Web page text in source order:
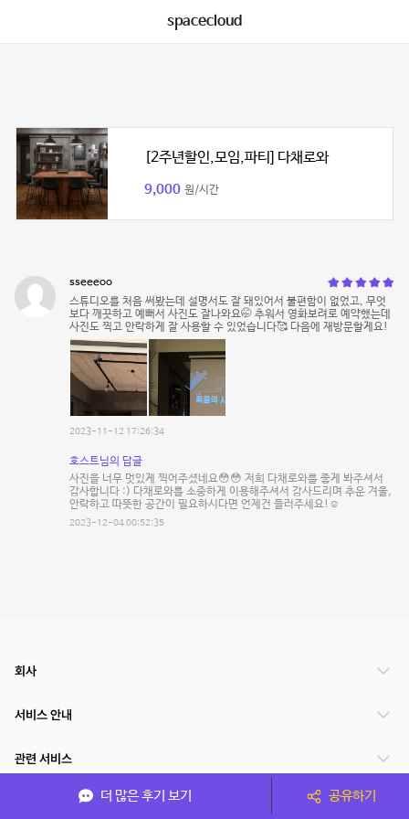
spacecloud
[2주년할인,모임,파티] 다채로와
9,000 원/시간
sseeeoo
스튜디오를 처음 써봤는데 설명서도 잘 돼있어서 불편함이 없었고, 무엇
보다 깨끗하고 예뻐서 사진도 잘나와요🤭 추워서 영화보려로 예약했는데
사진도 찍고 안락하게 잘 사용할 수 있었습니다🥰 다음에 재방문할게요!
2023-11-12 17:26:34
호스트님의 답글
사진을 너무 멋있게 찍어주셨네요😳😳 저희 다채로와를 좋게 봐주셔서
감사합니다 :) 다채로와를 소중하게 이용해주셔서 감사드리며 추운 겨울,
안락하고 따뜻한 공간이 필요하시다면 언제건 들러주세요!☺
2023-12-04 00:52:35
더 많은 후기 보기 공유하기
회사
서비스 안내
관련 서비스